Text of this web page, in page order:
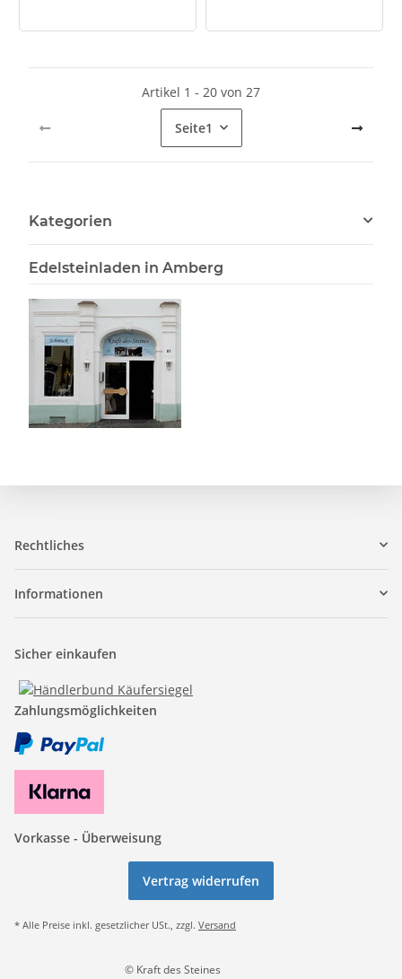
Artikel 1 - 20 von 27
Seite1
Kategorien
Edelsteinladen in Amberg
Rechtliches
Informationen
Sicher einkaufen
Zahlungsmöglichkeiten
Vorkasse - Überweisung
Vertrag widerrufen
* Alle Preise inkl. gesetzlicher USt., zzgl. Versand
© Kraft des Steines